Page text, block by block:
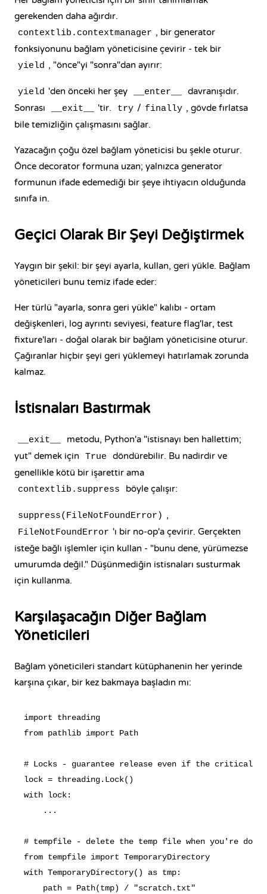
gerekenden daha ağırdır.
contextlib.contextmanager , bir generator
fonksiyonunu bağlam yöneticisine çevirir - tek bir
yield , "önce"yi "sonra"dan ayırır:
yield 'den önceki her şey __enter__
davranışıdır.
Sonrası
__exit__ 'tir. try / finally , gövde fırlatsa
bile temizliğin çalışmasını sağlar.
Yazacağın çoğu özel bağlam yöneticisi bu şekle oturur.
Önce decorator formuna uzan; yalnızca generator
formunun ifade edemediği bir şeye ihtiyacın olduğunda
sınıfa in.
Geçici Olarak Bir Şeyi Değiştirmek
Yaygın bir şekil: bir şeyi ayarla, kullan, geri yükle. Bağlam
yöneticileri bunu temiz ifade eder:
Her türlü "ayarla, sonra geri yükle" kalıbı - ortam
değişkenleri, log ayrıntı seviyesi, feature flag'lar, test
fixture'ları - doğal olarak bir bağlam yöneticisine oturur.
Çağıranlar hiçbir şeyi geri yüklemeyi hatırlamak zorunda
kalmaz.
İstisnaları Bastırmak
__exit__
metodu, Python'a "istisnayı ben hallettim;
yut" demek için
True
döndürebilir. Bu nadirdir ve
genellikle kötü bir işarettir ama
contextlib.suppress böyle çalışır:
suppress(FileNotFoundError) ,
FileNotFoundError 'ı bir no-op'a çevirir. Gerçekten
isteğe bağlı işlemler için kullan - "bunu dene, yürümezse
umurumda değil." Düşünmediğin istisnaları susturmak
için kullanma.
Karşılaşacağın Diğer Bağlam
Yöneticileri
Bağlam yöneticileri standart kütüphanenin her yerinde
karşına çıkar, bir kez bakmaya başladın mı:
import threading
from pathlib import Path
# Locks - guarantee release even if the critical
lock = threading.Lock()
with lock:
    ...
# tempfile - delete the temp file when you're done.
from tempfile import TemporaryDirectory
with TemporaryDirectory() as tmp:
    path = Path(tmp) / "scratch.txt"